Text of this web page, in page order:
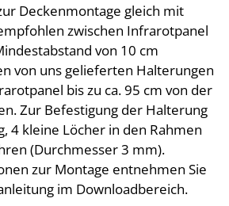
Deckenmontage gleich mit
zwischen Infrarotpanel
von 10 cm
von uns gelieferten Halterungen
bis zu ca. 95 cm von der
Zur Befestigung der Halterung
4 kleine Löcher in den Rahmen
(Durchmesser 3 mm).
zur Montage entnehmen Sie
im Downloadbereich.